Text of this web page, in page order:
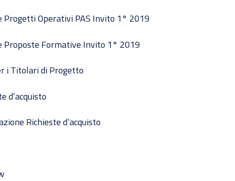
Progetti Operativi PAS Invito 1° 2019
Proposte Formative Invito 1° 2019
i Titolari di Progetto
d’acquisto
Richieste d’acquisto